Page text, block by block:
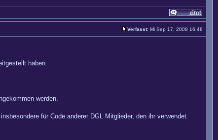
Verfasst: Mi Sep 17, 2008 16:48
haben.
werden.
für Code anderer DGL Mitglieder, den ihr verwendet.